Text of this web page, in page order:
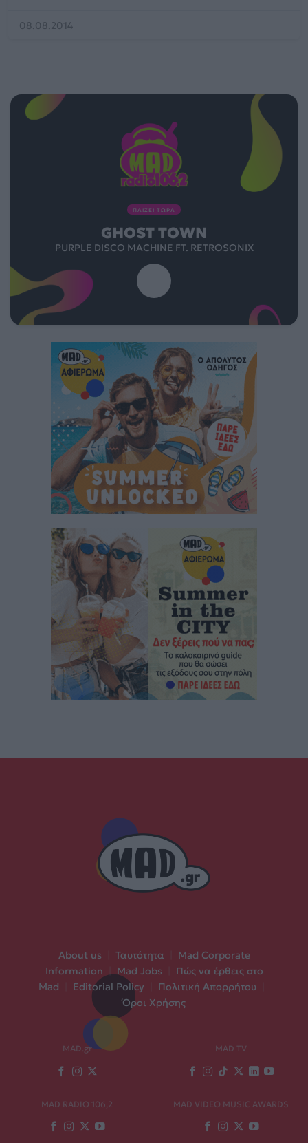
08.08.2014
ΠΑΙΖΕΙ ΤΩΡΑ
GHOST TOWN
PURPLE DISCO MACHINE FT. RETROSONIX
About us Ταυτότητα
Mad Corporate
Information
Mad Jobs
Πώς να έρθεις στο
Mad
Editorial Policy Πολιτική Απορρήτου
Όροι Χρήσης
MAD.gr MAD TV
MAD RADIO 106,2 MAD VIDEO MUSIC AWARDS